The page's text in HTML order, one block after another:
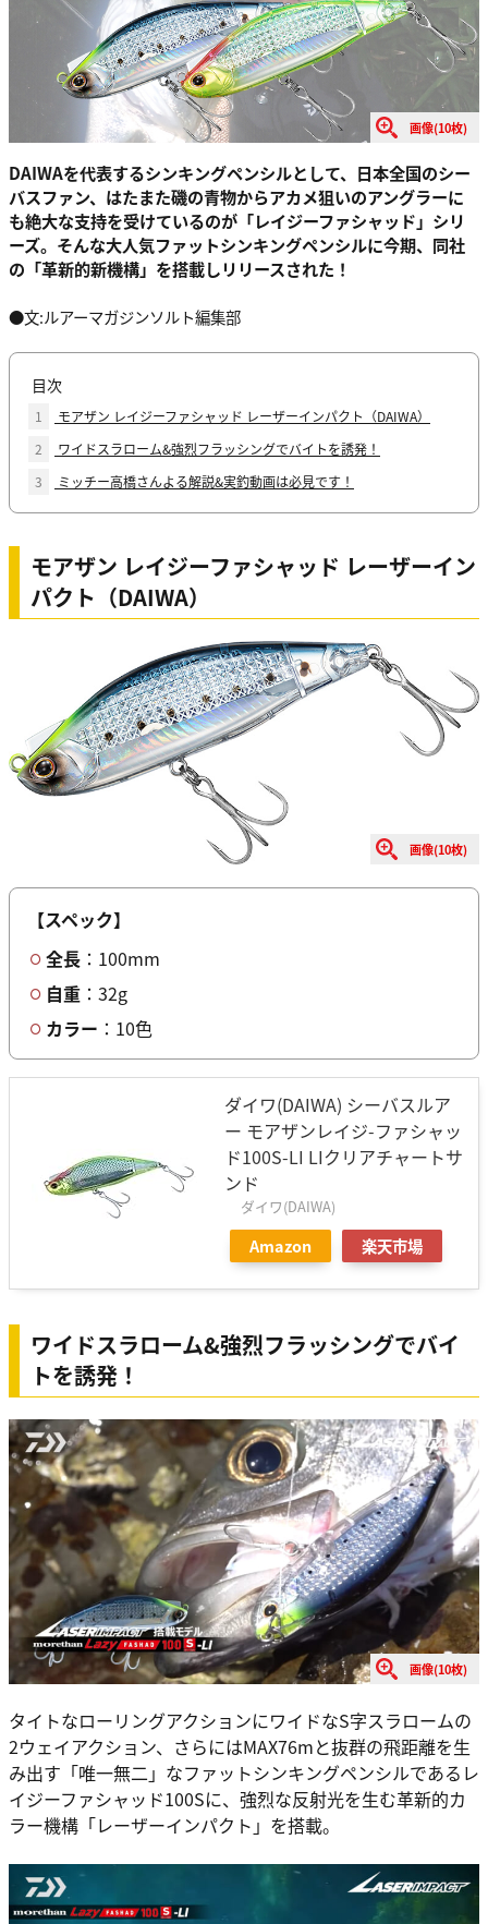
画像(10枚)
DAIWAを代表するシンキングペンシルとして、日本全国のシー
バスファン、はたまた磯の青物からアカメ狙いのアングラーに
も絶大な支持を受けているのが「レイジーファシャッド」シリ
ーズ。そんな大人気ファットシンキングペンシルに今期、同社
の「革新的新機構」を搭載しリリースされた！
●文:ルアーマガジンソルト編集部
目次
1
モアザン レイジーファシャッド レーザーインパクト（DAIWA）
2
ワイドスラローム&強烈フラッシングでバイトを誘発！
3
ミッチー高橋さんよる解説&実釣動画は必見です！
モアザン レイジーファシャッド レーザーイン
パクト（DAIWA）
画像(10枚)
【スペック】
全長 ：100mm
自重 ：32g
カラー ：10色
ダイワ(DAIWA) シーバスルア
ー モアザンレイジ-ファシャッ
ド100S-LI LIクリアチャートサ
ンド
ダイワ(DAIWA)
Amazon 楽天市場
ワイドスラローム&強烈フラッシングでバイ
トを誘発！
画像(10枚)
タイトなローリングアクションにワイドなS字スラロームの
2ウェイアクション、さらにはMAX76mと抜群の飛距離を生
み出す「唯一無二」なファットシンキングペンシルであるレ
イジーファシャッド100Sに、強烈な反射光を生む革新的カ
ラー機構「レーザーインパクト」を搭載。